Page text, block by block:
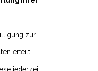
zur
erteilt
jederzeit